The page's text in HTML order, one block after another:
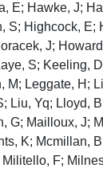
E; Hawke, J;
S; Highcock, E;
J;
S; Keeling,
M; Leggate, H;
Liu, Yq; Lloyd,
G; Mailloux, J;
K; Mcmillan,
F;